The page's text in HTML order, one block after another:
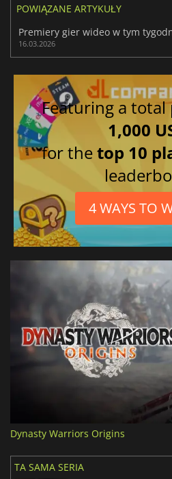
POWIĄZANE ARTYKUŁY
16.03.2026
Featuring a
1,000
for thetop 10
4 WAYS TO
Dynasty Warriors Origins
TA SAMA SERIA